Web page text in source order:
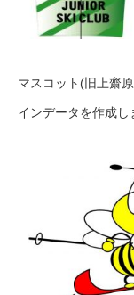
マスコット(旧上齋
インデータを作成し